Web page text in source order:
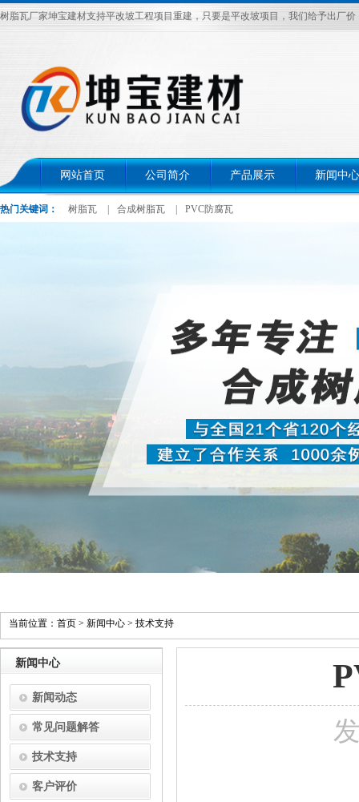
树脂瓦厂家坤宝建材支持平改坡工程项目重建，只要是平改坡项目，我们给予出厂价
网站首页 公司简介 产品展示 新闻中心
热门关键词： 树脂瓦 合成树脂瓦 PVC防腐瓦
当前位置： 首页 > 新闻中心 > 技术支持
新闻中心
新闻动态
常见问题解答
技术支持
客户评价